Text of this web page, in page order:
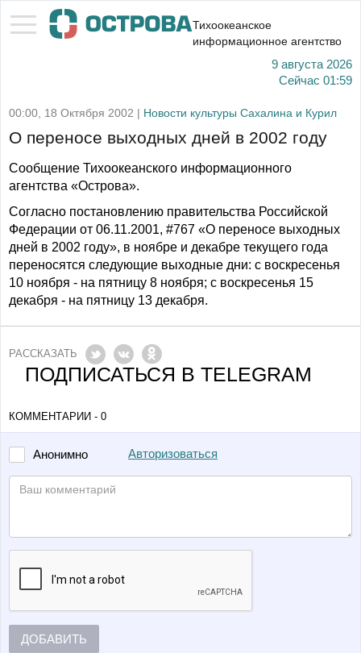
Тихоокеанское
информационное агентство
9 августа 2026
Сейчас 01:59
00:00, 18 Октября 2002 | Новости культуры Сахалина и Курил
О переносе выходных дней в 2002 году
Сообщение Тихоокеанского информационного
агентства «Острова».
Согласно постановлению правительства Российской
Федерации от 06.11.2001, #767 «О переносе выходных
дней в 2002 году», в ноябре и декабре текущего года
переносятся следующие выходные дни: с воскресенья
10 ноября - на пятницу 8 ноября; с воскресенья 15
декабря - на пятницу 13 декабря.
РАССКАЗАТЬ
ПОДПИСАТЬСЯ В TELEGRAM
КОММЕНТАРИИ - 0
Анонимно Авторизоваться
ДОБАВИТЬ